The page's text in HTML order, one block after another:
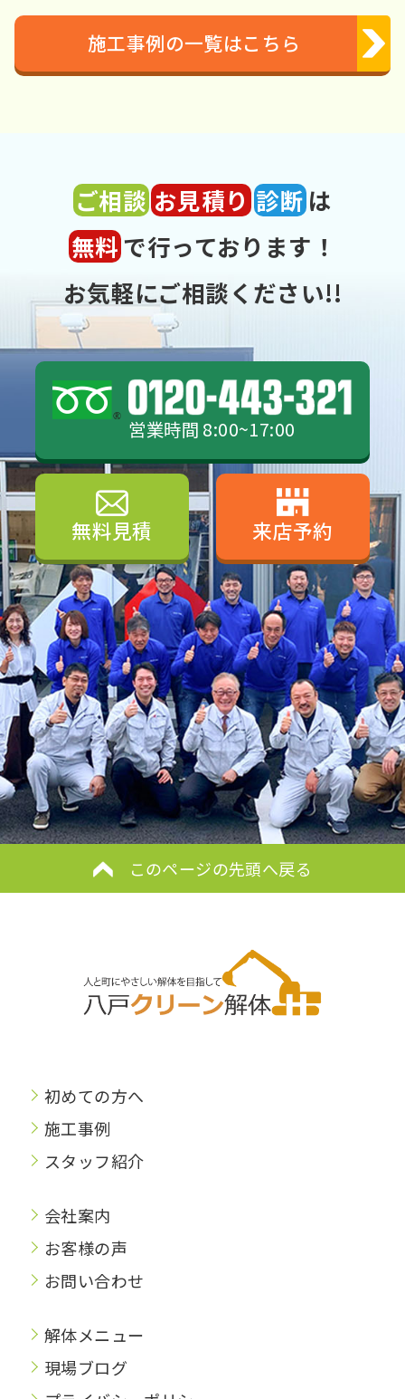
施工事例の一覧はこちら
ご相談 お見積り 診断 は
無料で行っております！
お気軽にご相談ください!!
営業時間 8:00~17:00
無料見積 来店予約
このページの先頭へ戻る
初めての方へ
施工事例
スタッフ紹介
会社案内
お客様の声
お問い合わせ
解体メニュー
現場ブログ